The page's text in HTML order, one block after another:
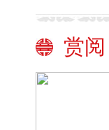
赏阅